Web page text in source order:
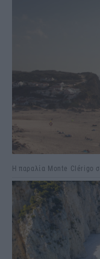
Η παραλία Monte Clérigo